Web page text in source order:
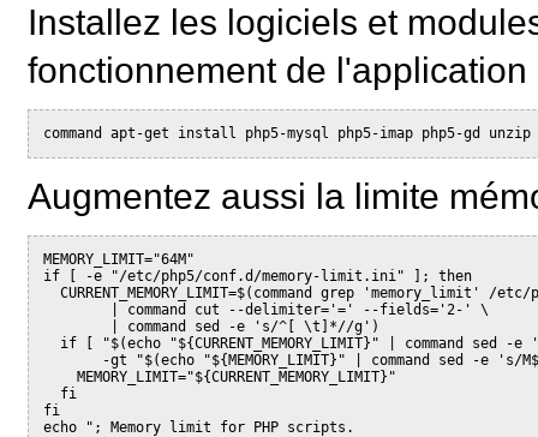
Installez les logiciels et
fonctionnement de l'application
command apt-get install php5-mysql php5-imap php5-gd unzip
Augmentez aussi la limite
MEMORY_LIMIT="64M"
if [ -e "/etc/php5/conf.d/memory-limit.ini" ]; then
CURRENT_MEMORY_LIMIT=$(command grep 'memory_limit' /
        | command cut --delimiter='=' --fields='2-' \
        | command sed -e 's/^[ \t]*//g')
if [ "$(echo "${CURRENT_MEMORY_LIMIT}" | command sed -e
-gt "$(echo "${MEMORY_LIMIT}" | command sed -e 's/
    MEMORY_LIMIT="${CURRENT_MEMORY_LIMIT}"
  fi
fi
echo "; Memory limit for PHP scripts.